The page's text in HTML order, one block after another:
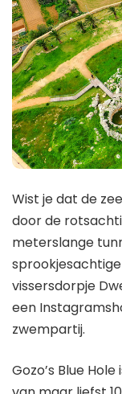
Wist je dat de
door de
meterslange
vissersdorpje
een
zwempartij.
Gozo’s Blue